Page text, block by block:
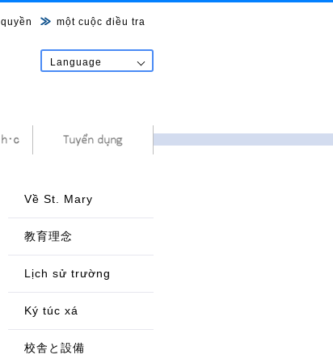
quyền một cuộc điều tra
Language
Về St. Mary
教育理念
Lịch sử trường
Ký túc xá
校舎と設備